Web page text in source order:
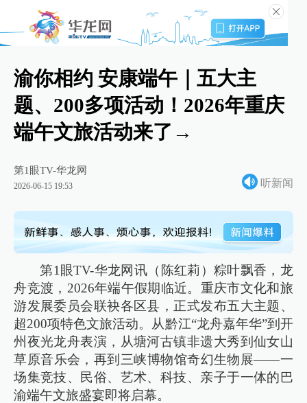
渝你相约 安康端午｜五大主
题、200多项活动！2026年重庆
端午文旅活动来了→
第1眼TV-华龙网
2026-06-15 19:53 听新闻
第1眼TV-华龙网讯（陈红莉）粽叶飘香，龙
舟竞渡，2026年端午假期临近。重庆市文化和旅
游发展委员会联袂各区县，正式发布五大主题、
超200项特色文旅活动。从黔江“龙舟嘉年华”到开
州夜光龙舟表演，从塘河古镇非遗大秀到仙女山
草原音乐会，再到三峡博物馆奇幻生物展——一
场集竞技、民俗、艺术、科技、亲子于一体的巴
渝端午文旅盛宴即将启幕。